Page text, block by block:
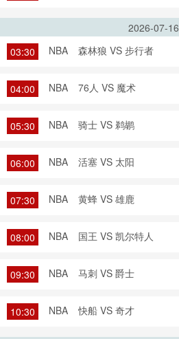
2026-07-16
03:30
NBA 森林狼 VS 步行者
04:00 NBA 76人 VS 魔术
05:30 NBA 骑士 VS 鹈鹕
06:00 NBA 活塞 VS 太阳
07:30 NBA 黄蜂 VS 雄鹿
08:00 NBA 国王 VS 凯尔特人
09:30 NBA 马刺 VS 爵士
10:30 NBA 快船 VS 奇才